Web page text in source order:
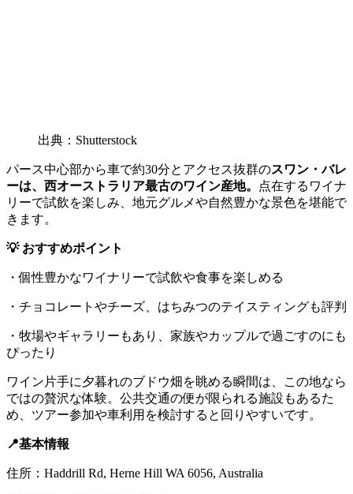
出典：Shutterstock
パース中心部から車で約30分とアクセス抜群のスワン・バレ
ーは、西オーストラリア最古のワイン産地。
点在するワイナ
リーで試飲を楽しみ、地元グルメや自然豊かな景色を堪能で
きます。
💡 おすすめポイント
・個性豊かなワイナリーで試飲や食事を楽しめる
・チョコレートやチーズ、はちみつのテイスティングも評判
・牧場やギャラリーもあり、家族やカップルで過ごすのにも
ぴったり
ワイン片手に夕暮れのブドウ畑を眺める瞬間は、この地なら
ではの贅沢な体験。公共交通の便が限られる施設もあるた
め、ツアー参加や車利用を検討すると回りやすいです。
📍基本情報
住所：Haddrill Rd, Herne Hill WA 6056, Australia